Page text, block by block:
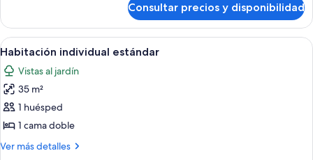
estándar
doble
Consultar precios y disponibilidad
Abrir
todas
las
fotos
de
Habitación
individual
Una cama bien hecha con un cojín
3
Habitación individual estándar
Vistas al jardín
35 m²
1 huésped
1 cama doble
Ver más detalles
Más